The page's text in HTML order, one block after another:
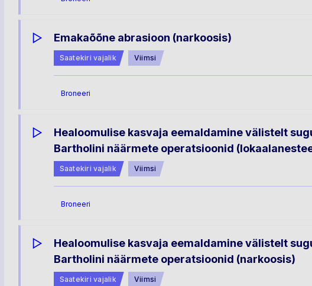
Emakaõõne abrasioon (narkoosis)
Saatekiri vajalik Viimsi
Broneeri
Healoomulise kasvaja eemaldamine välistelt
Bartholini näärmete operatsioonid
Saatekiri vajalik Viimsi
Broneeri
Healoomulise kasvaja eemaldamine välistelt
Bartholini näärmete operatsioonid (narkoosis)
Saatekiri vajalik Viimsi